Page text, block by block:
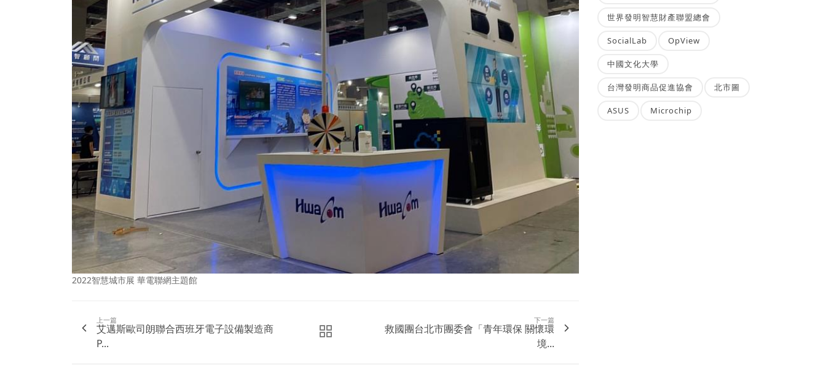
2022智慧城市展 華電聯網主題館
上一篇
艾邁斯歐司朗聯合西班牙電子設備製造商
P...
下一篇
救國團台北市團委會「青年環保 關懷環
境...
世界發明智慧財產聯盟總會
SocialLab OpView
中國文化大學
台灣發明商品促進協會 北市圖
ASUS Microchip